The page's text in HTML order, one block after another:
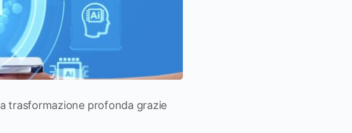
trasformazione profonda grazie